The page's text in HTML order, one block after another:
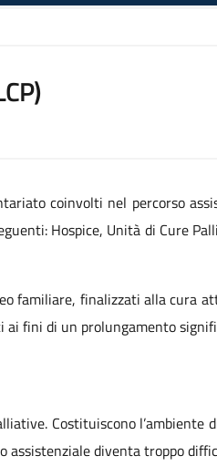
coinvolti nel percorso
Hospice, Unità di Cure
familiare, finalizzati alla cura
ai fini di un prolungamento
Costituiscono l’ambiente
assistenziale diventa troppo